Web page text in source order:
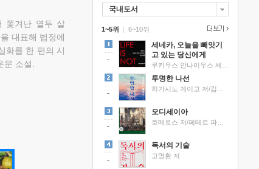
쫓겨난 열두 살
대표해 법정에
화를 한 편의 시
소설.
국내도서
1~5위 |
세네카, 오늘을 빼앗기
고 있는 당신에게
투명한 나선
오디세이아
독서의 기술
고명환 저
6~10위